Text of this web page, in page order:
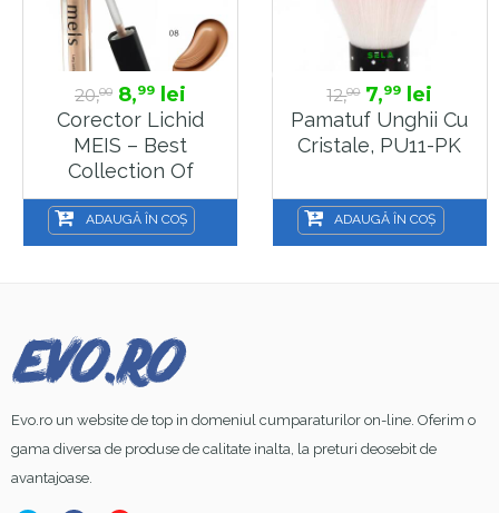
20,00 8,99 lei
Corector Lichid
MEIS – Best
Collection Of
Concealer – 08
ADAUGĂ ÎN COȘ
12,00 7,99 lei
Pamatuf Unghii Cu
Cristale, PU11-PK
ADAUGĂ ÎN COȘ
Evo.ro un website de top in domeniul cumparaturilor on-line. Oferim o
gama diversa de produse de calitate inalta, la preturi deosebit de
avantajoase.